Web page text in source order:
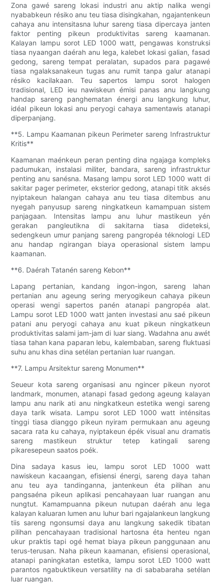
Zona gawé sareng lokasi industri anu aktip nalika wengi
nyababkeun résiko anu teu tiasa disingkahan, ngajantenkeun
cahaya anu intensitasna luhur sareng tiasa dipercaya janten
faktor penting pikeun produktivitas sareng kaamanan.
Kalayan lampu sorot LED 1000 watt, pengawas konstruksi
tiasa nyaangan daérah anu lega, kalebet lokasi galian, fasad
gedong, sareng tempat peralatan, supados para pagawé
tiasa ngalaksanakeun tugas anu rumit tanpa galur atanapi
résiko kacilakaan. Teu sapertos lampu sorot halogen
tradisional, LED ieu nawiskeun émisi panas anu langkung
handap sareng panghematan énergi anu langkung luhur,
idéal pikeun lokasi anu peryogi cahaya samentawis atanapi
diperpanjang.
**5. Lampu Kaamanan pikeun Perimeter sareng Infrastruktur
Kritis**
Kaamanan maénkeun peran penting dina ngajaga kompleks
padumukan, instalasi militer, bandara, sareng infrastruktur
penting anu sanésna. Masang lampu sorot LED 1000 watt di
sakitar pager perimeter, eksterior gedong, atanapi titik aksés
nyiptakeun halangan cahaya anu teu tiasa ditembus anu
nyegah panyusup sareng ningkatkeun kamampuan sistem
panjagaan. Intensitas lampu anu luhur mastikeun yén
gerakan pangleutikna di sakitarna tiasa dideteksi,
sedengkeun umur panjang sareng pangropéa téknologi LED
anu handap ngirangan biaya operasional sistem lampu
kaamanan.
**6. Daérah Tatanén sareng Kebon**
Lapang pertanian, kandang ingon-ingon, sareng lahan
pertanian anu ageung sering meryogikeun cahaya pikeun
operasi wengi sapertos panén atanapi pangropéa alat.
Lampu sorot LED 1000 watt janten investasi anu saé pikeun
patani anu peryogi cahaya anu kuat pikeun ningkatkeun
produktivitas salami jam-jam di luar siang. Wadahna anu awét
tiasa tahan kana paparan lebu, kalembaban, sareng fluktuasi
suhu anu khas dina setélan pertanian luar ruangan.
**7. Lampu Arsitektur sareng Monumen**
Seueur kota sareng organisasi anu ngincer pikeun nyorot
landmark, monumen, atanapi fasad gedong ageung kalayan
lampu anu narik ati anu ningkatkeun estetika wengi sareng
daya tarik wisata. Lampu sorot LED 1000 watt inténsitas
tinggi tiasa dianggo pikeun nyiram permukaan anu ageung
sacara rata ku cahaya, nyiptakeun épék visual anu dramatis
sareng mastikeun struktur tetep katingali sareng
pikaresepeun saatos poék.
Dina sadaya kasus ieu, lampu sorot LED 1000 watt
nawiskeun kacaangan, efisiensi énergi, sareng daya tahan
anu teu aya tandinganna, jantenkeun éta pilihan anu
pangsaéna pikeun aplikasi pencahayaan luar ruangan anu
nungtut. Kamampuanna pikeun nutupan daérah anu lega
kalayan kaluaran lumen anu luhur bari ngajalankeun langkung
tiis sareng ngonsumsi daya anu langkung sakedik tibatan
pilihan pencahayaan tradisional hartosna éta henteu ngan
ukur praktis tapi ogé hemat biaya pikeun panggunaan anu
terus-terusan. Naha pikeun kaamanan, efisiensi operasional,
atanapi paningkatan estetika, lampu sorot LED 1000 watt
parantos ngabuktikeun versatility na di sababaraha setélan
luar ruangan.